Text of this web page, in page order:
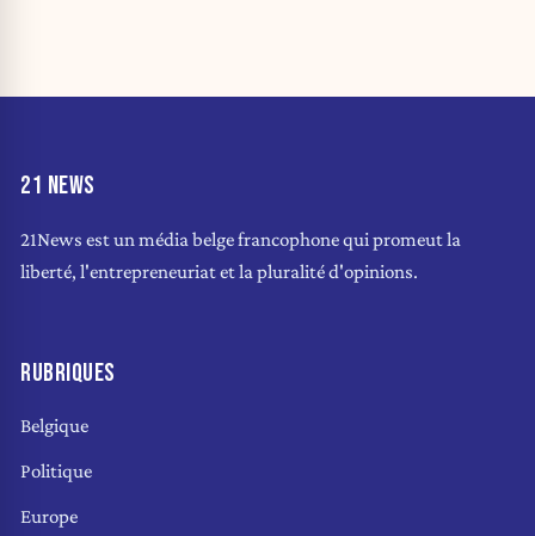
21 NEWS
21News est un média belge francophone qui promeut la
liberté, l'entrepreneuriat et la pluralité d'opinions.
RUBRIQUES
Belgique
Politique
Europe